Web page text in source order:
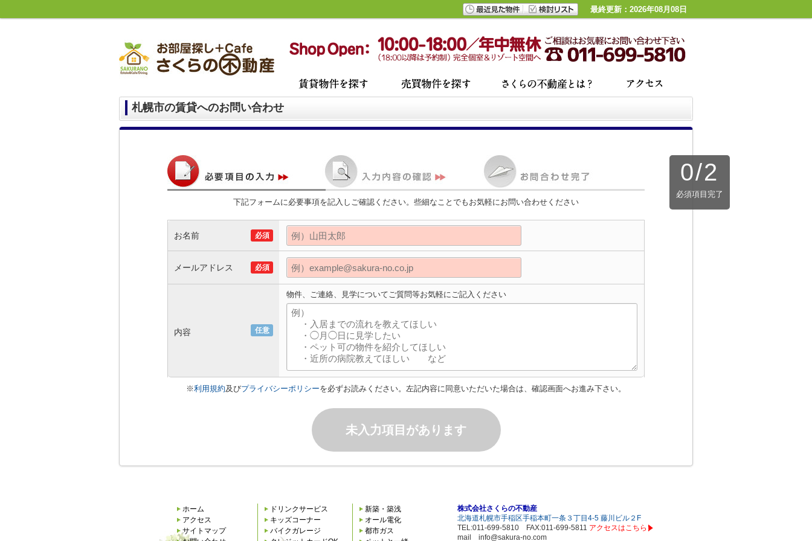
最終更新：2026年08月08日
札幌市の賃貸へのお問い合わせ
0/2
必須項目完了
下記フォームに必要事項を記入しご確認ください。些細なことでもお気軽にお問い合わせください
お名前 必須
メールアドレス 必須
内容 任意
物件、ご連絡、見学についてご質問等お気軽にご記入ください
※利用規約及びプライバシーポリシーを必ずお読みください。左記内容に同意いただいた場合は、確認画面へお進み下さい。
未入力項目があります
ホーム
アクセス
サイトマップ
ドリンクサービス
キッズコーナー
バイクガレージ
新築・築浅
オール電化
都市ガス
株式会社さくらの不動産
北海道札幌市手稲区手稲本町一条３丁目4-5 藤川ビル２F
TEL:011-699-5810 FAX:011-699-5811 アクセスはこちら
mail info@sakura-no.com